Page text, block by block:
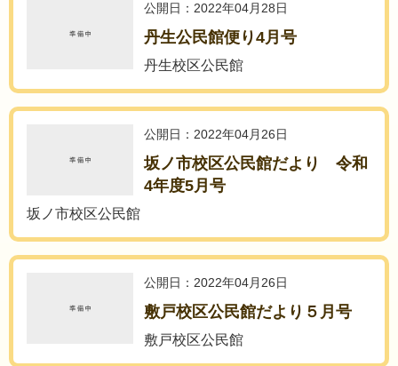
公開日：2022年04月28日
丹生公民館便り4月号
丹生校区公民館
公開日：2022年04月26日
坂ノ市校区公民館だより 令和
4年度5月号
坂ノ市校区公民館
公開日：2022年04月26日
敷戸校区公民館だより５月号
敷戸校区公民館